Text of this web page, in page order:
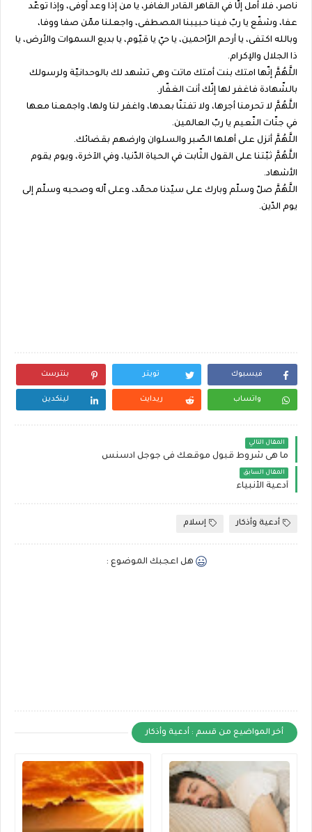
ناصر، فلا أمل إلّا في القاهر القادر الغافر، يا من إذا وعد أوفى، وإذا توعّد
عفا، وشفّع يا ربّ فينا حبيبنا المصطفى، واجعلنا ممّن صفا ووفا،
وبالله اكتفى، يا أرحم الرّاحمين، يا حيّ يا قيّوم، يا بديع السموات والأرض، يا
ذا الجلال والإكرام.
اللَّهُمَّ إنّها امتك بنت أمتك ماتت وهى تشهد لك بالوحدانيّة ولرسولك
بالشّهادة فاغفر لها إنّك أنت الغفّار.
اللَّهُمَّ لا تحرمنا أجرها، ولا تفتنّا بعدها، واغفر لنا ولها، واجمعنا معها
في جنّات النّعيم يا ربّ العالمين.
اللَّهُمَّ أنزل على أهلها الصّبر والسلوان وارضهم بقضائك.
اللَّهُمَّ ثبّتنا على القول الثّابت في الحياة الدّنيا، وفي الآخرة، ويوم يقوم
الأشهاد.
اللَّهُمَّ صلّ وسلّم وبارك على سيّدنا محمّد، وعلى اّله وصحبه وسلّم إلى
يوم الدّين.
فيسبوك تويتر بنترست
واتساب ريدايت لينكدين
المقال التالي
ما هى شروط قبول موقعك فى جوجل ادسنس‎
المقال السابق
أدعية الأنبياء
أدعية وأذكار إسلام
هل اعجبك الموضوع :
أخر المواضيع من قسم : أدعية وأذكار